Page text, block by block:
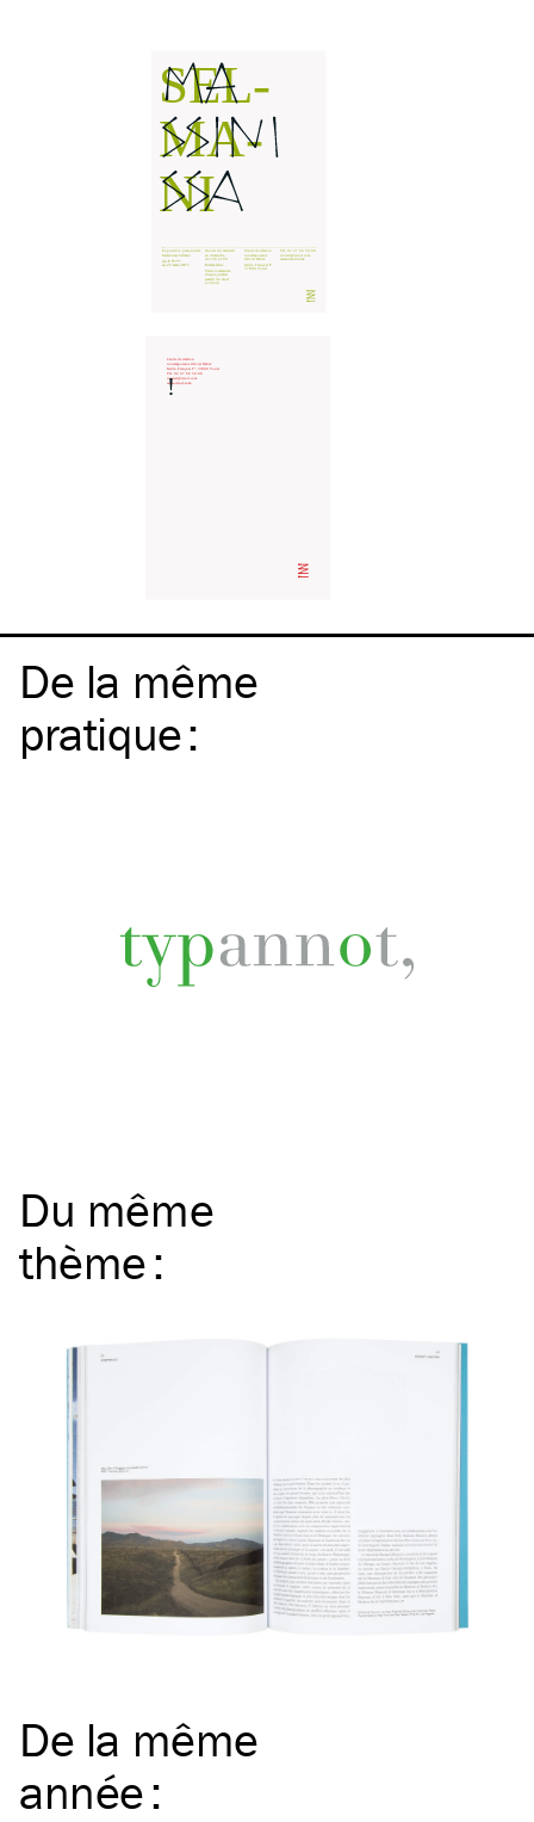
De la même
pratique:
Du même
thème:
De la même
année: